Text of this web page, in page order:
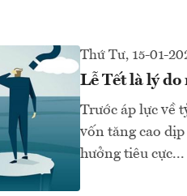
Thứ Tư, 15-01-
Lễ Tết là lý
Trước áp lực về
vốn tăng cao
hưởng tiêu cực...